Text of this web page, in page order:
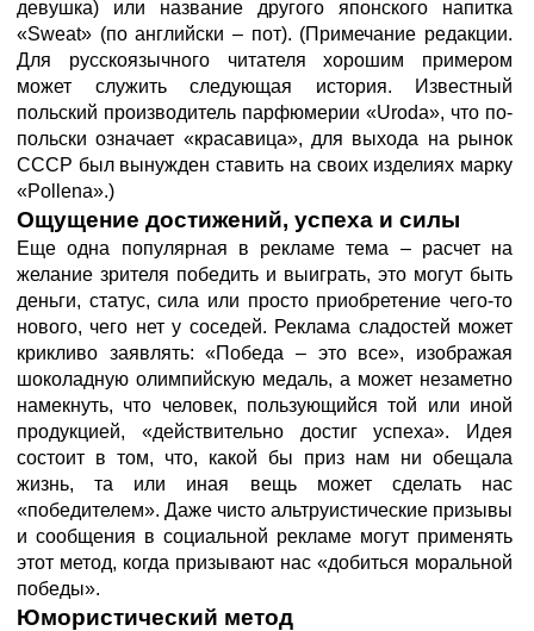
девушка) или название другого японского напитка
«Sweat» (по английски – пот). (Примечание редакции.
Для русскоязычного читателя хорошим примером
может служить следующая история. Известный
польский производитель парфюмерии «Uroda», что по-
польски означает «красавица», для выхода на рынок
СССР был вынужден ставить на своих изделиях марку
«Pollena».)
Ощущение достижений, успеха и силы
Еще одна популярная в рекламе тема – расчет на
желание зрителя победить и выиграть, это могут быть
деньги, статус, сила или просто приобретение чего-то
нового, чего нет у соседей. Реклама сладостей может
крикливо заявлять: «Победа – это все», изображая
шоколадную олимпийскую медаль, а может незаметно
намекнуть, что человек, пользующийся той или иной
продукцией, «действительно достиг успеха». Идея
состоит в том, что, какой бы приз нам ни обещала
жизнь, та или иная вещь может сделать нас
«победителем». Даже чисто альтруистические призывы
и сообщения в социальной рекламе могут применять
этот метод, когда призывают нас «добиться моральной
победы».
Юмористический метод